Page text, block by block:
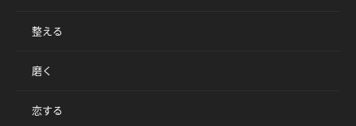
整える
磨く
恋する